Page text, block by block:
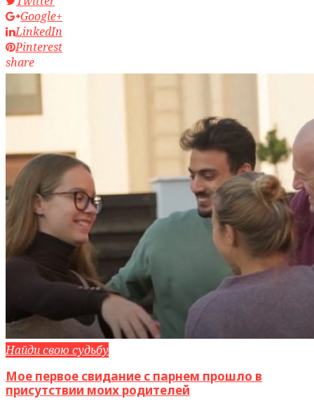
Google+
LinkedIn
Pinterest
share
Найди свою судьбу
Мое первое свидание с парнем прошло в
присутствии моих родителей